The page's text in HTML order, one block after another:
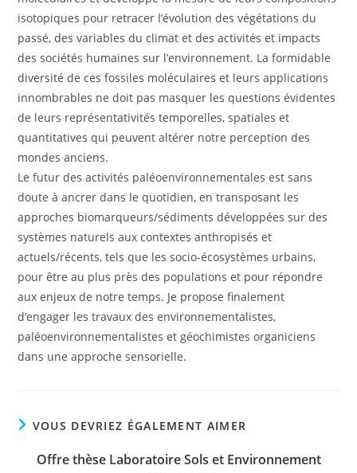
isotopiques pour retracer l’évolution des végétations du
passé, des variables du climat et des activités et impacts
des sociétés humaines sur l’environnement. La formidable
diversité de ces fossiles moléculaires et leurs applications
innombrables ne doit pas masquer les questions évidentes
de leurs représentativités temporelles, spatiales et
quantitatives qui peuvent altérer notre perception des
mondes anciens.
Le futur des activités paléoenvironnementales est sans
doute à ancrer dans le quotidien, en transposant les
approches biomarqueurs/sédiments développées sur des
systèmes naturels aux contextes anthropisés et
actuels/récents, tels que les socio-écosystèmes urbains,
pour être au plus près des populations et pour répondre
aux enjeux de notre temps. Je propose finalement
d’engager les travaux des environnementalistes,
paléoenvironnementalistes et géochimistes organiciens
dans une approche sensorielle.
VOUS DEVRIEZ ÉGALEMENT AIMER
Offre thèse Laboratoire Sols et Environnement